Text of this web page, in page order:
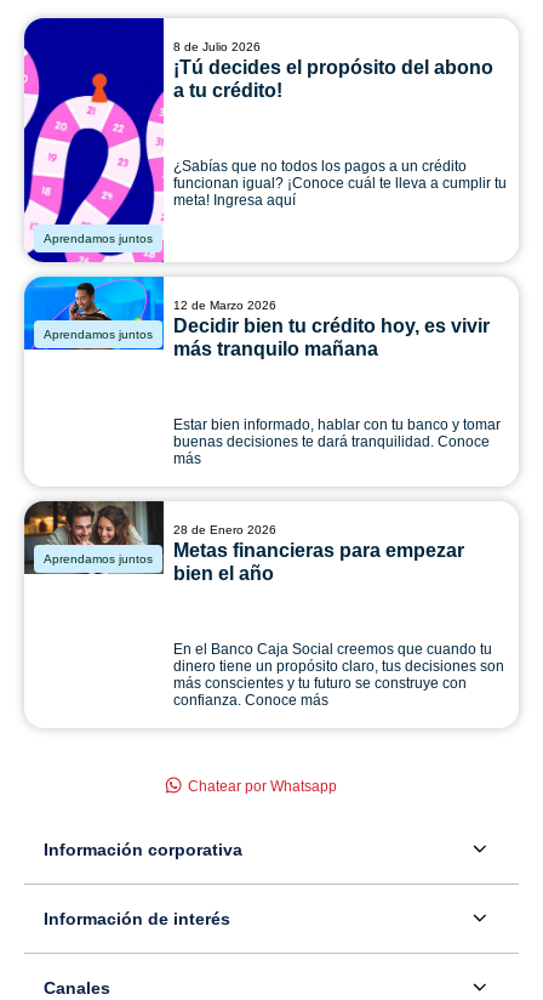
Aprendamos juntos
8 de Julio 2026
¡Tú decides el propósito del abono
a tu crédito!
¿Sabías que no todos los pagos a un crédito
funcionan igual? ¡Conoce cuál te lleva a cumplir tu
meta! Ingresa aquí
Aprendamos juntos
12 de Marzo 2026
Decidir bien tu crédito hoy, es vivir
más tranquilo mañana
Estar bien informado, hablar con tu banco y tomar
buenas decisiones te dará tranquilidad. Conoce
más
Aprendamos juntos
28 de Enero 2026
Metas financieras para empezar
bien el año
En el Banco Caja Social creemos que cuando tu
dinero tiene un propósito claro, tus decisiones son
más conscientes y tu futuro se construye con
confianza. Conoce más
Información corporativa
Información para inversionistas
Información de interés
Canales
Chatear por Whatsapp